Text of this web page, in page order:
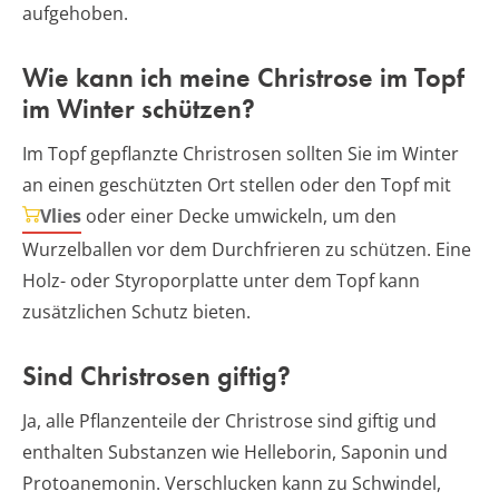
aufgehoben.
Wie kann ich meine Christrose im Topf
im Winter schützen?
Im Topf gepflanzte Christrosen sollten Sie im Winter
an einen geschützten Ort stellen oder den Topf mit
Vlies oder einer Decke umwickeln, um den
Wurzelballen vor dem Durchfrieren zu schützen. Eine
Holz- oder Styroporplatte unter dem Topf kann
zusätzlichen Schutz bieten.
Sind Christrosen giftig?
Ja, alle Pflanzenteile der Christrose sind giftig und
enthalten Substanzen wie Helleborin, Saponin und
Protoanemonin. Verschlucken kann zu Schwindel,